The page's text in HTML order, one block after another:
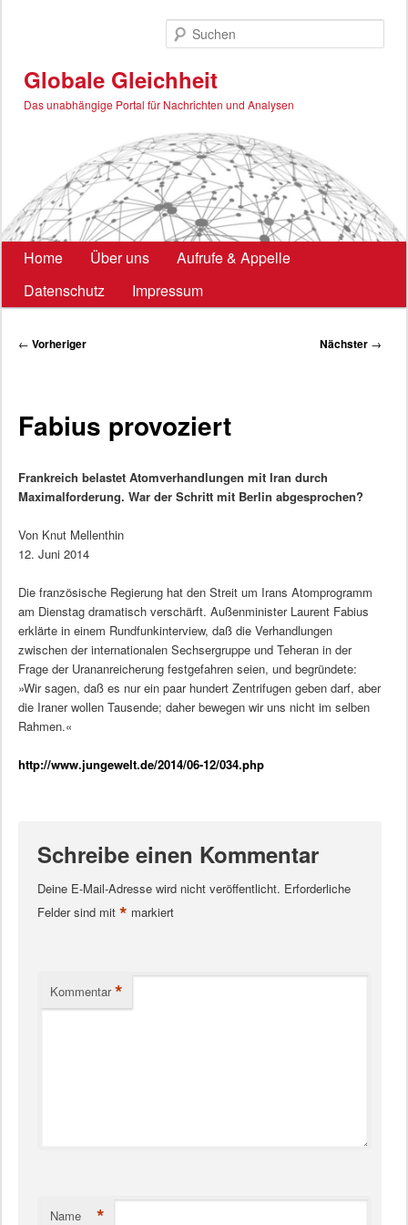
Globale Gleichheit
Das unabhängige Portal für Nachrichten und Analysen
Hauptmenü
Home Über uns
Aufrufe & Appelle
Datenschutz
Impressum
Beitragsnavigation
← Vorheriger Nächster →
Fabius provoziert
Frankreich belastet Atomverhandlungen mit Iran durch
Maximalforderung. War der Schritt mit Berlin abgesprochen?
Von Knut Mellenthin
12. Juni 2014
Die französische Regierung hat den Streit um Irans Atomprogramm
am Dienstag dramatisch verschärft. Außenminister Laurent Fabius
erklärte in einem Rundfunkinterview, daß die Verhandlungen
zwischen der internationalen Sechsergruppe und Teheran in der
Frage der Urananreicherung festgefahren seien, und begründete:
»Wir sagen, daß es nur ein paar hundert Zentrifugen geben darf, aber
die Iraner wollen Tausende; daher bewegen wir uns nicht im selben
Rahmen.«
http://www.jungewelt.de/2014/06-12/034.php
Schreibe einen Kommentar
Deine E-Mail-Adresse wird nicht veröffentlicht. Erforderliche
Felder sind mit * markiert
Kommentar *
Name *